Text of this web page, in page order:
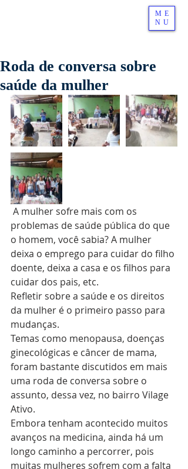
ME
NU
Roda de conversa sobre
saúde da mulher
problemas de saúde pública do que
o homem, você sabia? A mulher
deixa o emprego para cuidar do filho
doente, deixa a casa e os filhos para
cuidar dos pais, etc.
Refletir sobre a saúde e os direitos
da mulher é o primeiro passo para
mudanças.
Temas como menopausa, doenças
ginecológicas e câncer de mama,
foram bastante discutidos em mais
uma roda de conversa sobre o
assunto, dessa vez, no bairro Vilage
Ativo.
Embora tenham acontecido muitos
avanços na medicina, ainda há um
longo caminho a percorrer, pois
muitas mulheres sofrem com a falta